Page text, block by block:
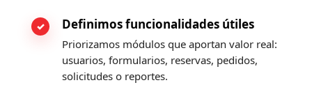
Definimos funcionalidades útiles
Priorizamos módulos que aportan valor real:
usuarios, formularios, reservas, pedidos,
solicitudes o reportes.